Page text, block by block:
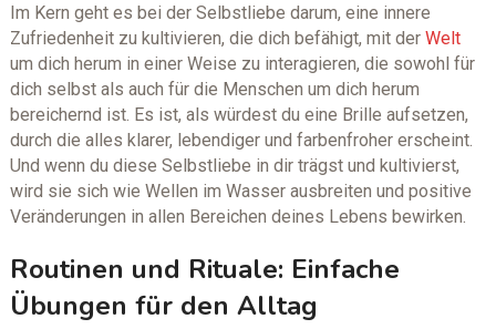
Im Kern geht es bei der Selbstliebe darum, eine innere
Zufriedenheit zu kultivieren, die dich befähigt, mit der Welt
um dich herum in einer Weise zu interagieren, die sowohl für
dich selbst als auch für die Menschen um dich herum
bereichernd ist. Es ist, als würdest du eine Brille aufsetzen,
durch die alles klarer, lebendiger und farbenfroher erscheint.
Und wenn du diese Selbstliebe in dir trägst und kultivierst,
wird sie sich wie Wellen im Wasser ausbreiten und positive
Veränderungen in allen Bereichen deines Lebens bewirken.
Routinen und Rituale: Einfache
Übungen für den Alltag